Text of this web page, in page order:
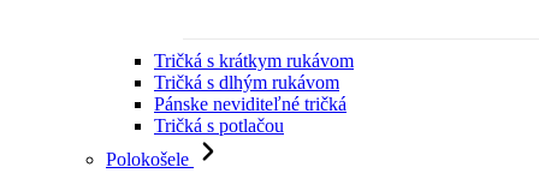
Tričká s krátkym rukávom
Tričká s dlhým rukávom
Pánske neviditeľné tričká
Tričká s potlačou
Polokošele